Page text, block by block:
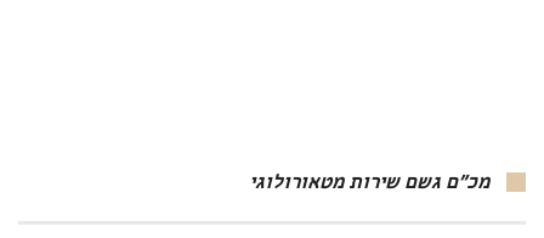
מכ"ם גשם שירות מטאורולוגי